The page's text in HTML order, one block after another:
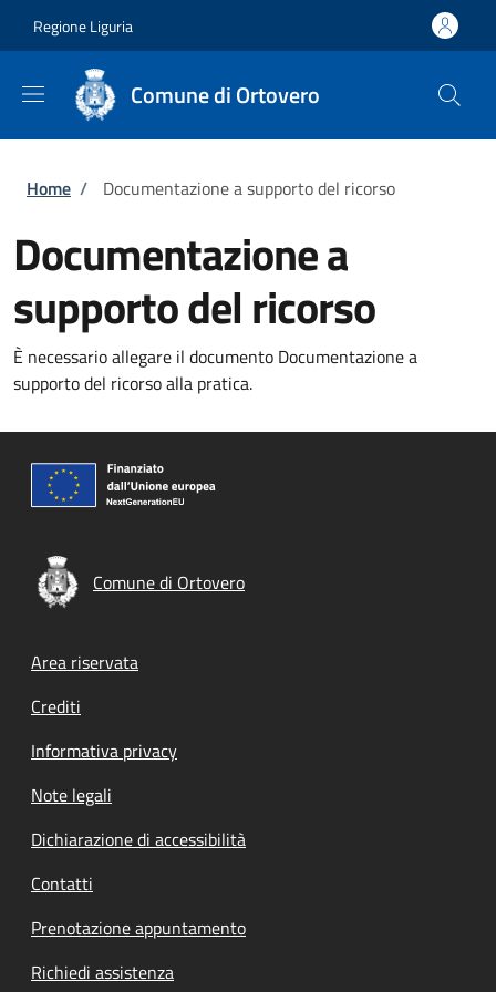
Regione Liguria
Comune di Ortovero
Briciole di pane
Home / Documentazione a supporto del ricorso
Documentazione a
supporto del ricorso
È necessario allegare il documento Documentazione a
supporto del ricorso alla pratica.
Comune di Ortovero
Footer menu
Area riservata
Crediti
Informativa privacy
Note legali
Dichiarazione di accessibilità
Contatti
Prenotazione appuntamento
Richiedi assistenza